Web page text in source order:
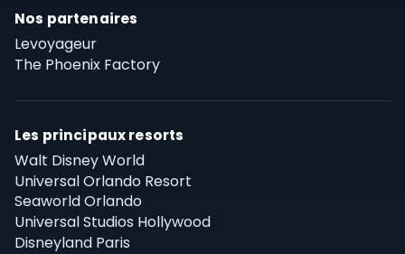
Nos partenaires
Levoyageur
The Phoenix Factory
Les principaux resorts
Walt Disney World
Universal Orlando Resort
Seaworld Orlando
Universal Studios Hollywood
Disneyland Paris